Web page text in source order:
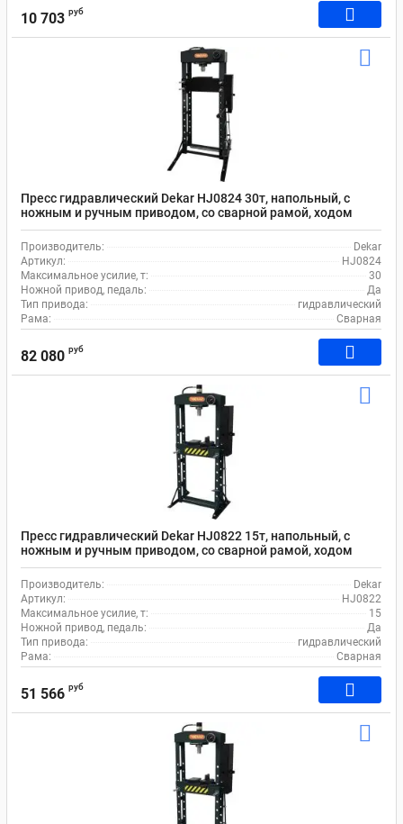
10 703 руб
Пресс гидравлический Dekar HJ0824 30т, напольный, с
ножным и ручным приводом, со сварной рамой, ходом
штока 160 мм
Производитель:
Dekar
Артикул:
HJ0824
Максимальное усилие, т:
30
Ножной привод, педаль:
Да
Тип привода:
гидравлический
Рама:
Сварная
82 080 руб
Пресс гидравлический Dekar HJ0822 15т, напольный, с
ножным и ручным приводом, со сварной рамой, ходом
штока 160 мм
Производитель:
Dekar
Артикул:
HJ0822
Максимальное усилие, т:
15
Ножной привод, педаль:
Да
Тип привода:
гидравлический
Рама:
Сварная
51 566 руб